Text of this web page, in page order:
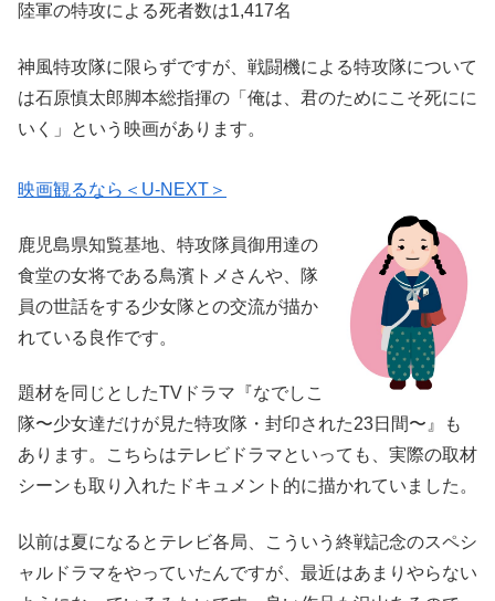
陸軍の特攻による死者数は1,417名
神風特攻隊に限らずですが、戦闘機による特攻隊について
は石原慎太郎脚本総指揮の「俺は、君のためにこそ死にに
いく」という映画があります。
映画観るなら＜U-NEXT＞
鹿児島県知覧基地、特攻隊員御用達の
食堂の女将である鳥濱トメさんや、隊
員の世話をする少女隊との交流が描か
れている良作です。
題材を同じとしたTVドラマ『なでしこ
隊〜少女達だけが見た特攻隊・封印された23日間〜』も
あります。こちらはテレビドラマといっても、実際の取材
シーンも取り入れたドキュメント的に描かれていました。
以前は夏になるとテレビ各局、こういう終戦記念のスペシ
ャルドラマをやっていたんですが、最近はあまりやらない